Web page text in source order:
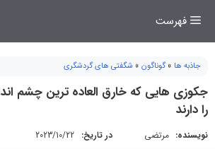
فهرست
جاذبه ها »گوناگون » شگفتی های گردشگری
جکوزی هایی که خارق العاده ترین چشم
را دارند
نویسنده: مرتضی در تاریخ: 2023/10/22